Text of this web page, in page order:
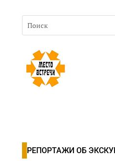
РЕПОРТАЖИ ОБ